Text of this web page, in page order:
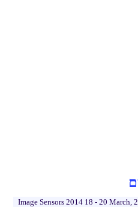
Image Sensors 2014 18 - 20 March,